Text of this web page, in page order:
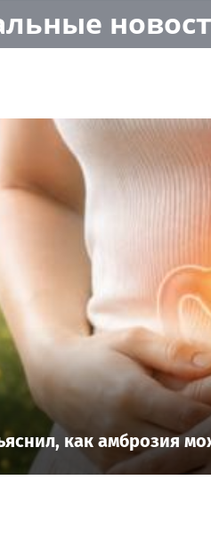
как амброзия